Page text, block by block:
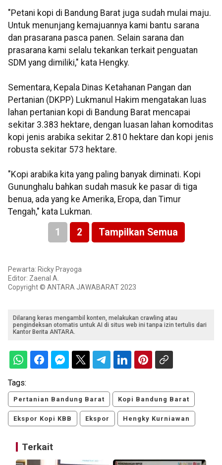
"Petani kopi di Bandung Barat juga sudah mulai maju.
Untuk menunjang kemajuannya kami bantu sarana
dan prasarana pasca panen. Selain sarana dan
prasarana kami selalu tekankan terkait penguatan
SDM yang dimiliki," kata Hengky.
Sementara, Kepala Dinas Ketahanan Pangan dan
Pertanian (DKPP) Lukmanul Hakim mengatakan luas
lahan pertanian kopi di Bandung Barat mencapai
sekitar 3.383 hektare, dengan luasan lahan komoditas
kopi jenis arabika sekitar 2.810 hektare dan kopi jenis
robusta sekitar 573 hektare.
"Kopi arabika kita yang paling banyak diminati. Kopi
Gununghalu bahkan sudah masuk ke pasar di tiga
benua, ada yang ke Amerika, Eropa, dan Timur
Tengah," kata Lukman.
1 2 Tampilkan Semua
Pewarta: Ricky Prayoga
Editor: Zaenal A.
Copyright © ANTARA JAWABARAT 2023
Dilarang keras mengambil konten, melakukan crawling atau
pengindeksan otomatis untuk AI di situs web ini tanpa izin tertulis dari
Kantor Berita ANTARA.
Tags:
Pertanian Bandung Barat Kopi Bandung Barat
Ekspor Kopi KBB Ekspor Hengky Kurniawan
Terkait